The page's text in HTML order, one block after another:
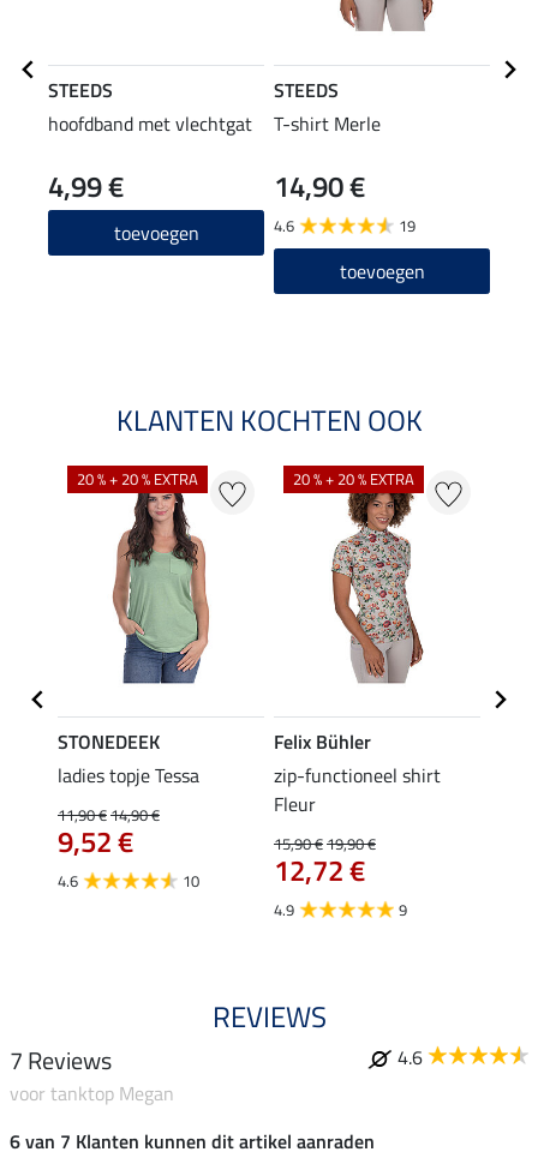
STEEDS
hoofdband met vlechtgat
4,99 €
toevoegen
STEEDS
T-shirt Merle
14,90 €
4.6 19
toevoegen
KLANTEN KOCHTEN OOK
20 % + 20 % EXTRA
STONEDEEK
ladies topje Tessa
11,90 €14,90 €
9,52 €
4.6 10
20 % + 20 % EXTRA
Felix Bühler
zip-functioneel shirt
Fleur
15,90 €19,90 €
12,72 €
4.9 9
REVIEWS
7 Reviews
4.6
voor tanktop Megan
6 van 7 Klanten kunnen dit artikel aanraden